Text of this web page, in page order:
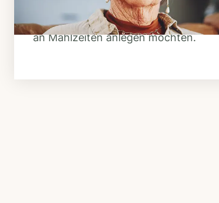
täglich verzehrfertig geliefert werden
soll oder Sie sich einen Tiefkühl-Vorrat
an Mahlzeiten anlegen möchten.